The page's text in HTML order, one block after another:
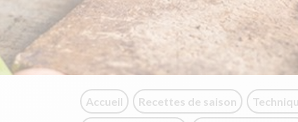
Accueil Recettes de saison